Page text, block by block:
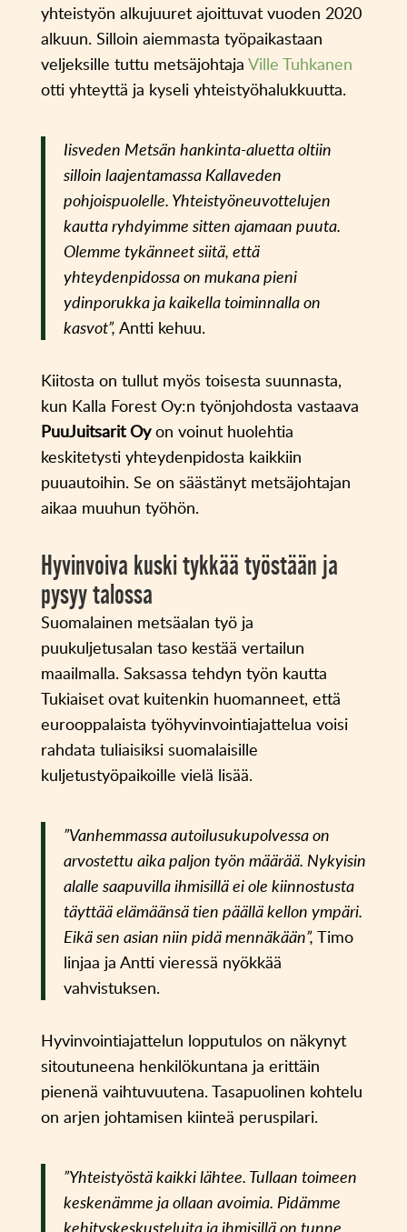
yhteistyön alkujuuret ajoittuvat vuoden 2020
alkuun. Silloin aiemmasta työpaikastaan
veljeksille tuttu metsäjohtaja Ville Tuhkanen
otti yhteyttä ja kyseli yhteistyöhalukkuutta.
Iisveden Metsän hankinta-aluetta oltiin
silloin laajentamassa Kallaveden
pohjoispuolelle. Yhteistyöneuvottelujen
kautta ryhdyimme sitten ajamaan puuta.
Olemme tykänneet siitä, että
yhteydenpidossa on mukana pieni
ydinporukka ja kaikella toiminnalla on
kasvot”, Antti kehuu.
Kiitosta on tullut myös toisesta suunnasta,
kun Kalla Forest Oy:n työnjohdosta vastaava
PuuJuitsarit Oyon voinut huolehtia
keskitetysti yhteydenpidosta kaikkiin
puuautoihin. Se on säästänyt metsäjohtajan
aikaa muuhun työhön.
Hyvinvoiva kuski tykkää työstään ja
pysyy talossa
Suomalainen metsäalan työ ja
puukuljetusalan taso kestää vertailun
maailmalla. Saksassa tehdyn työn kautta
Tukiaiset ovat kuitenkin huomanneet, että
eurooppalaista työhyvinvointiajattelua voisi
rahdata tuliaisiksi suomalaisille
kuljetustyöpaikoille vielä lisää.
”Vanhemmassa autoilusukupolvessa on
arvostettu aika paljon työn määrää. Nykyisin
alalle saapuvilla ihmisillä ei ole kiinnostusta
täyttää elämäänsä tien päällä kellon ympäri.
Eikä sen asian niin pidä mennäkään”, Timo
linjaa ja Antti vieressä nyökkää
vahvistuksen.
Hyvinvointiajattelun lopputulos on näkynyt
sitoutuneena henkilökuntana ja erittäin
pienenä vaihtuvuutena. Tasapuolinen kohtelu
on arjen johtamisen kiinteä peruspilari.
”Yhteistyöstä kaikki lähtee. Tullaan toimeen
keskenämme ja ollaan avoimia. Pidämme
kehityskeskusteluita ja ihmisillä on tunne,